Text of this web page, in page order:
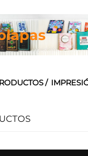
/ IMPRESIÓN DE